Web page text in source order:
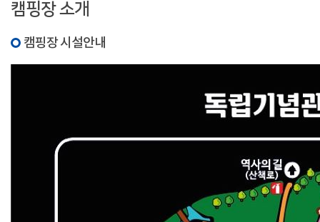
캠핑장 소개
캠핑장 시설안내